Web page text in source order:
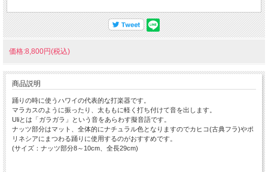
価格:8,800円(税込)
商品説明
踊りの時に使うハワイの代表的な打楽器です。
マラカスのように振ったり、太ももに軽く打ち付けて音を出します。
Uliとは「ガラガラ」という音をあらわす擬音語です。
ナッツ部分はマット、全体的にナチュラル色となりますのでカヒコ(古典フラ)やポ
リネシアにまつわる踊りに使用するのがおすすめです。
(サイズ：ナッツ部分8～10cm、全長29cm)